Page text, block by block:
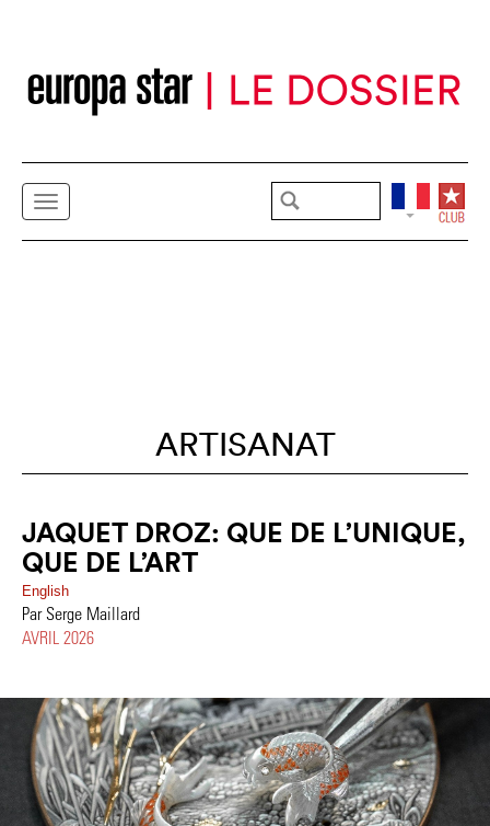
ARTISANAT
JAQUET DROZ: QUE DE L’UNIQUE,
QUE DE L’ART
English
Par Serge Maillard
AVRIL 2026